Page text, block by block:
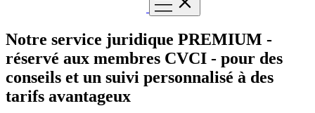
Notre service juridique PREMIUM -
réservé aux membres CVCI - pour des
conseils et un suivi personnalisé à des
tarifs avantageux